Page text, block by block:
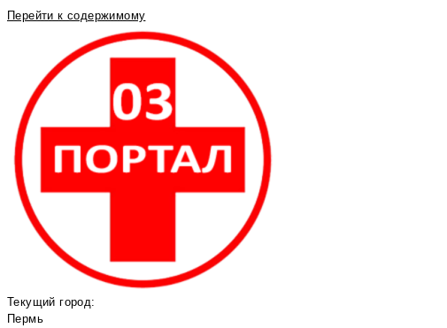
Перейти к содержимому
Текущий город:
Пермь